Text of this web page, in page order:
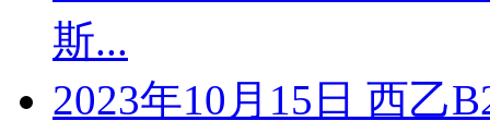
斯...
2023年10月15日 西乙